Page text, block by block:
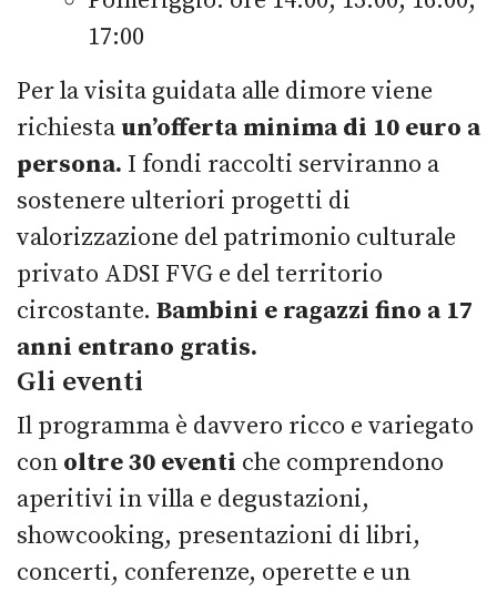
17:00
Per la visita guidata alle dimore viene
richiestaun’offerta minima di 10 euro a
persona. I fondi raccolti serviranno a
sostenere ulteriori progetti di
valorizzazione del patrimonio culturale
privato ADSI FVG e del territorio
circostante. Bambini e ragazzi fino a 17
anni entrano gratis.
Gli eventi
Il programma è davvero ricco e variegato
con oltre 30 eventi che comprendono
aperitivi in villa e degustazioni,
showcooking, presentazioni di libri,
concerti, conferenze, operette e un